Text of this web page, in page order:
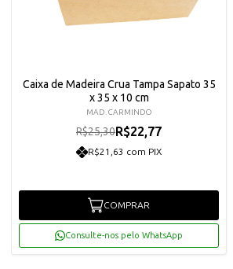
Caixa de Madeira Crua Tampa Sapato 35
x 35 x 10 cm
MAD. CARMINDO
R$25,30R$22,77
R$21,63 com PIX
COMPRAR
Consulte-nos pelo WhatsApp